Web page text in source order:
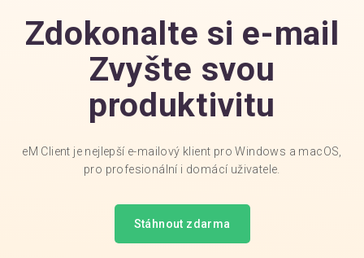
Zdokonalte si e-mail
Zvyšte svou
produktivitu
eM Client je nejlepší e-mailový klient pro Windows a macOS,
pro profesionální i domácí uživatele.
Stáhnout zdarma